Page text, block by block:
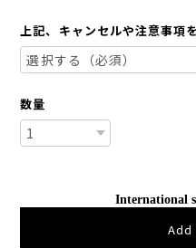
上記、キャンセルや注意事項
数量
International